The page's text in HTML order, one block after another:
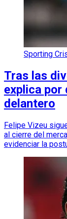
Sporting
Tras las
explica por
delantero
Felipe Vizeu
al cierre del
evidenciar la